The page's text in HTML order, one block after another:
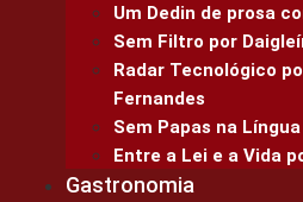
Um Dedin de prosa
Sem Filtro por
Radar Tecnológico
Fernandes
Sem Papas na
Entre a Lei e a Vida
Gastronomia